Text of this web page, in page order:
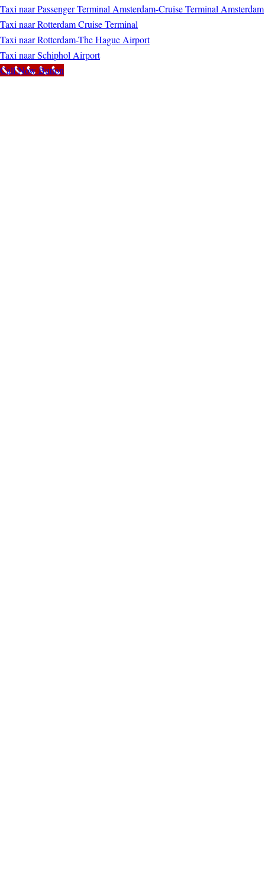
Taxi naar Passenger Terminal Amsterdam-Cruise Terminal Amsterdam
Taxi naar Rotterdam Cruise Terminal
Taxi naar Rotterdam-The Hague Airport
Taxi naar Schiphol Airport
Call Now Button